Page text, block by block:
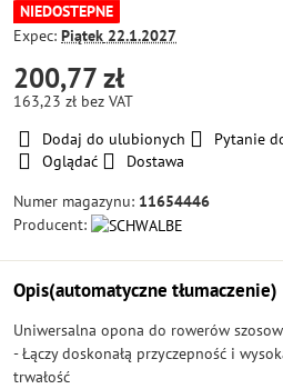
NIEDOSTEPNE
Expec: Piątek 22.1.2027
200,77 zł
163,23 zł bez VAT
Dodaj do ulubionych
Pytanie
Oglądać
Dostawa
Numer magazynu: 11654446
Producent:
Opis(automatyczne tłumaczenie)
Uniwersalna opona do rowerów
- Łączy doskonałą przyczepność i
trwałość